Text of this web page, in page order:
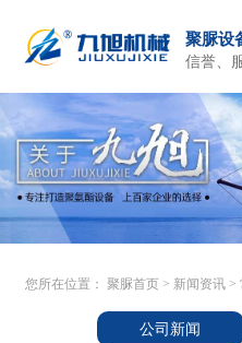
聚脲设
信誉、
聚脲首页 聚脲
关于我们 产
新闻资讯 售
您所在位置： 聚脲首页> 新闻资讯>
公司新闻